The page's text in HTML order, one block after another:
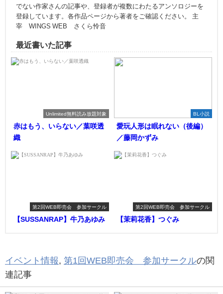
でない作家さんの記事や、登録者が複数にわたるアンソロジーを
登録しています。各作品ページから著者をご確認ください。 主
宰 WINGS WEB さくら怜音
最近書いた記事
Unlimited無料読み放題対象
赤はもう、いらない／葉咲透
織
BL小説
愛玩人形は眠れない（後編）
／藤岡かずみ
第2回WEB即売会 参加サークル
【SUSSANRAP】牛乃あゆみ
第2回WEB即売会 参加サークル
【茉莉花香】つぐみ
イベント情報, 第1回WEB即売会 参加サークルの関
連記事